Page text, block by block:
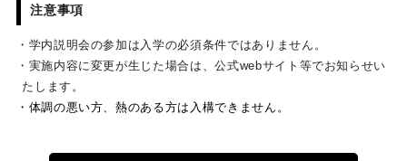
注意事項
・学内説明会の参加は入学の必須条件ではありません。
・実施内容に変更が生じた場合は、公式webサイト等でお知らせい
たします。
・体調の悪い方、熱のある方は入構できません。